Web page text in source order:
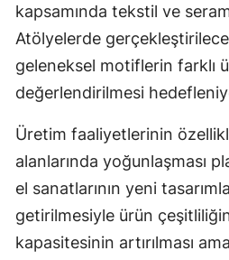
kapsamında tekstil ve
Atölyelerde
geleneksel motiflerin farklı
değerlendirilmesi
Üretim faaliyetlerinin
alanlarında yoğunlaşması
el sanatlarının yeni
getirilmesiyle ürün
kapasitesinin artırılması